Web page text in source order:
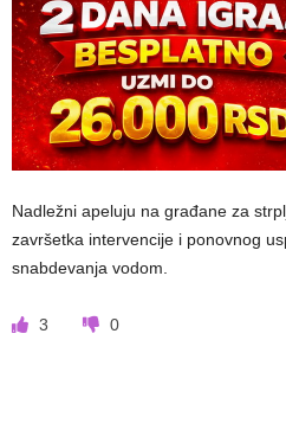
Nadležni apeluju na građane za
završetka intervencije i ponovnog
snabdevanja vodom.
3 0